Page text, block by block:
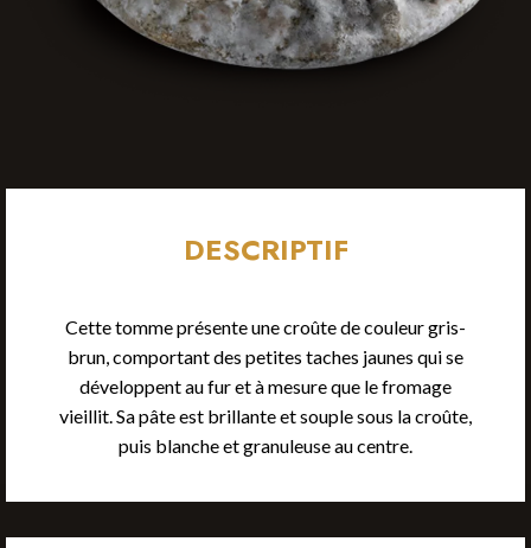
DESCRIPTIF
Cette tomme présente une croûte de couleur gris-
brun, comportant des petites taches jaunes qui se
développent au fur et à mesure que le fromage
vieillit. Sa pâte est brillante et souple sous la croûte,
puis blanche et granuleuse au centre.